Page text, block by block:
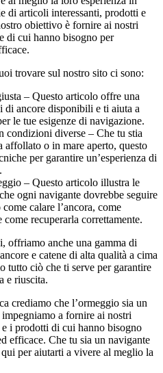
di articoli interessanti, prodotti e
obiettivo è fornire ai nostri
di cui hanno bisogno per
trovare sul nostro sito ci sono:
– Questo articolo offre una
di ancore disponibili e ti aiuta a
le tue esigenze di navigazione.
condizioni diverse – Che tu stia
affollato o in mare aperto, questo
per garantire un’esperienza di
– Questo articolo illustra le
ogni navigante dovrebbe seguire
calare l’ancora, come
come recuperarla correttamente.
offriamo anche una gamma di
e catene di alta qualità a cima
tutto ciò che ti serve per garantire
e riuscita.
crediamo che l’ormeggio sia un
a fornire ai nostri
i prodotti di cui hanno bisogno
efficace. Che tu sia un navigante
per aiutarti a vivere al meglio la